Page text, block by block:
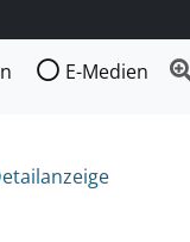
der Sie suchen
E-Medien